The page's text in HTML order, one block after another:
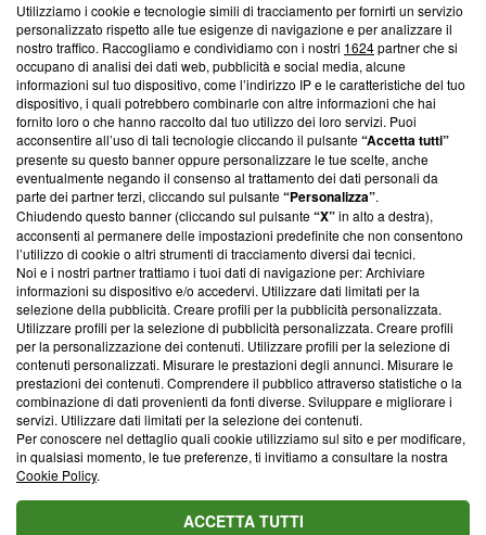
Questa sezione offre informazioni trasparenti su Blasting
News, sui nostri processi editoriali e su come ci impegniamo a
creare news di qualità. Inoltre, afferma la nostra aderenza a
‘Trust Project - News with Integrity’Blasting News non è
ancora membro del programma, ma ha richiesto di farne
parte; Trust Project non ha ancora effettuato una verifica di
conformità agli standard.
Su di noi
Team editoriale
Corporate
Redazione
Informativa Privacy
Cookie Policy
Blasting SA, IDI CHE-247.845.224, Via Carlo Frasca, 3 - 6900
Lugano (Svizzera) Tel:+39 0690258937
© 2026 Blasting News
Utilizziamo i cookie e tecnologie simili di tracciamento per fornirti un servizio
personalizzato rispetto alle tue esigenze di navigazione e per analizzare il
nostro traffico. Raccogliamo e condividiamo con i nostri 1624partner che si
occupano di analisi dei dati web, pubblicità e social media, alcune
informazioni sul tuo dispositivo, come l’indirizzo IP e le caratteristiche del tuo
dispositivo, i quali potrebbero combinarle con altre informazioni che hai
fornito loro o che hanno raccolto dal tuo utilizzo dei loro servizi. Puoi
acconsentire all’uso di tali tecnologie cliccando il pulsante“Accetta tutti”
presente su questo banner oppure personalizzare le tue scelte, anche
eventualmente negando il consenso al trattamento dei dati personali da
parte dei partner terzi, cliccando sul pulsante“Personalizza”.
Chiudendo questo banner (cliccando sul pulsante“X”in alto a destra),
acconsenti al permanere delle impostazioni predefinite che non consentono
l’utilizzo di cookie o altri strumenti di tracciamento diversi dai tecnici.
Noi e i nostri partner trattiamo i tuoi dati di navigazione per: Archiviare
informazioni su dispositivo e/o accedervi. Utilizzare dati limitati per la
selezione della pubblicità. Creare profili per la pubblicità personalizzata.
Utilizzare profili per la selezione di pubblicità personalizzata. Creare profili
per la personalizzazione dei contenuti. Utilizzare profili per la selezione di
contenuti personalizzati. Misurare le prestazioni degli annunci. Misurare le
prestazioni dei contenuti. Comprendere il pubblico attraverso statistiche o la
combinazione di dati provenienti da fonti diverse. Sviluppare e migliorare i
servizi. Utilizzare dati limitati per la selezione dei contenuti.
Per conoscere nel dettaglio quali cookie utilizziamo sul sito e per modificare,
in qualsiasi momento, le tue preferenze, ti invitiamo a consultare la nostra
Cookie Policy.
ACCETTA TUTTI